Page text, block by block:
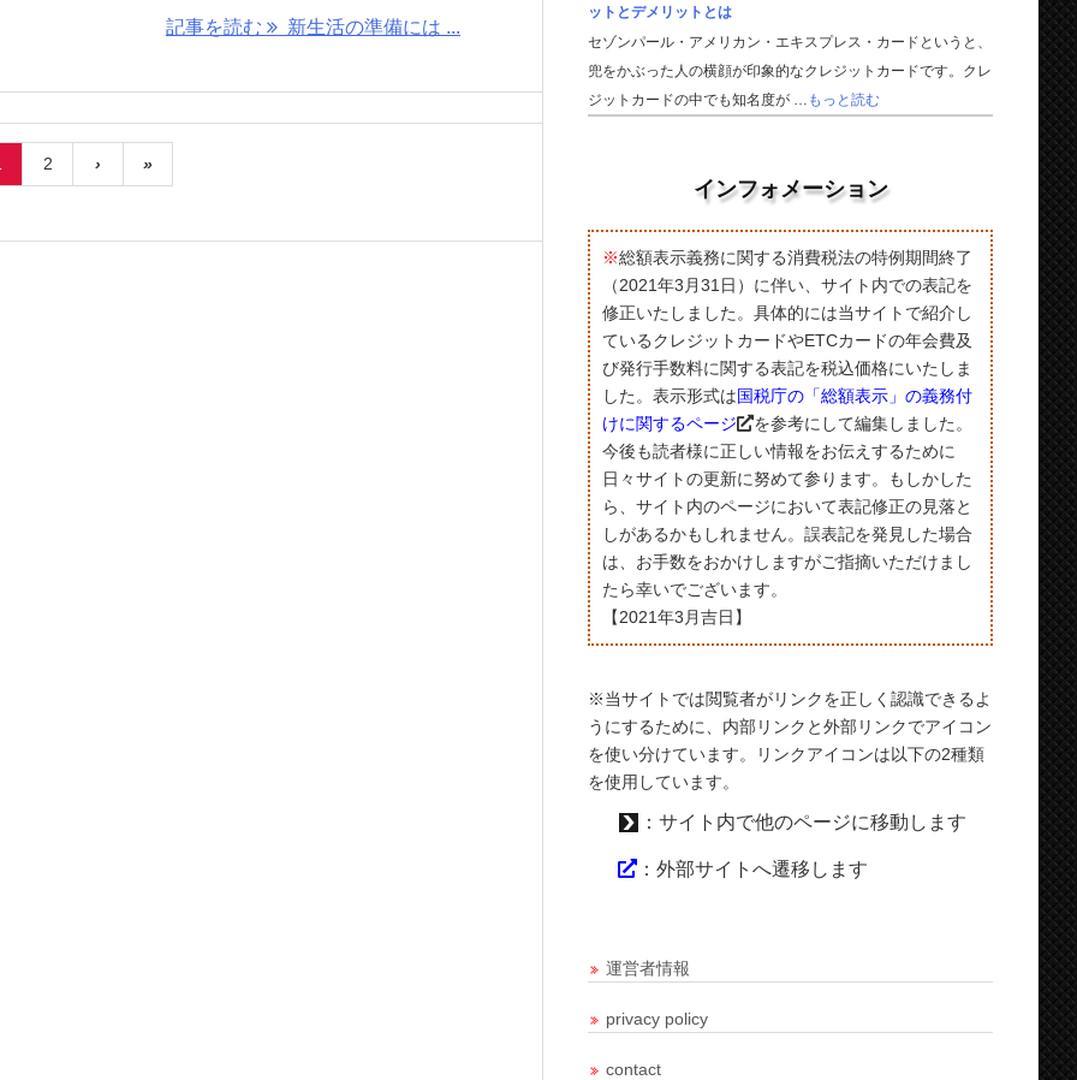
記事を読む 新生活の準備には ...
2 › »
ットとデメリットとは
セゾンパール・アメリカン・エキスプレス・カードというと、
兜をかぶった人の横顔が印象的なクレジットカードです。クレ
ジットカードの中でも知名度が …
もっと読む
インフォメーション
※総額表示義務に関する消費税法の特例期間終了
（2021年3月31日）に伴い、サイト内での表記を
修正いたしました。具体的には当サイトで紹介し
ているクレジットカードやETCカードの年会費及
び発行手数料に関する表記を税込価格にいたしま
した。表示形式は国税庁の「総額表示」の義務付
けに関するページ
を参考にして編集しました。
今後も読者様に正しい情報をお伝えするために
日々サイトの更新に努めて参ります。もしかした
ら、サイト内のページにおいて表記修正の見落と
しがあるかもしれません。誤表記を発見した場合
は、お手数をおかけしますがご指摘いただけまし
たら幸いでございます。
【2021年3月吉日】
※当サイトでは閲覧者がリンクを正しく認識できるよ
うにするために、内部リンクと外部リンクでアイコン
を使い分けています。リンクアイコンは以下の2種類
を使用しています。
：サイト内で他のページに移動します
：外部サイトへ遷移します
運営者情報
privacy policy
contact